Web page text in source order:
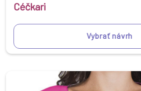
Céčkari
Vybrať návrh